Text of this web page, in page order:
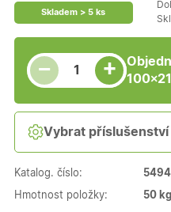
Skladem > 5 ks
−
Snížit množství
Počet kusů +
Zvýšit
Vybrat příslušenství
Katalog. číslo: 5494
Hmotnost položky: 50 kg